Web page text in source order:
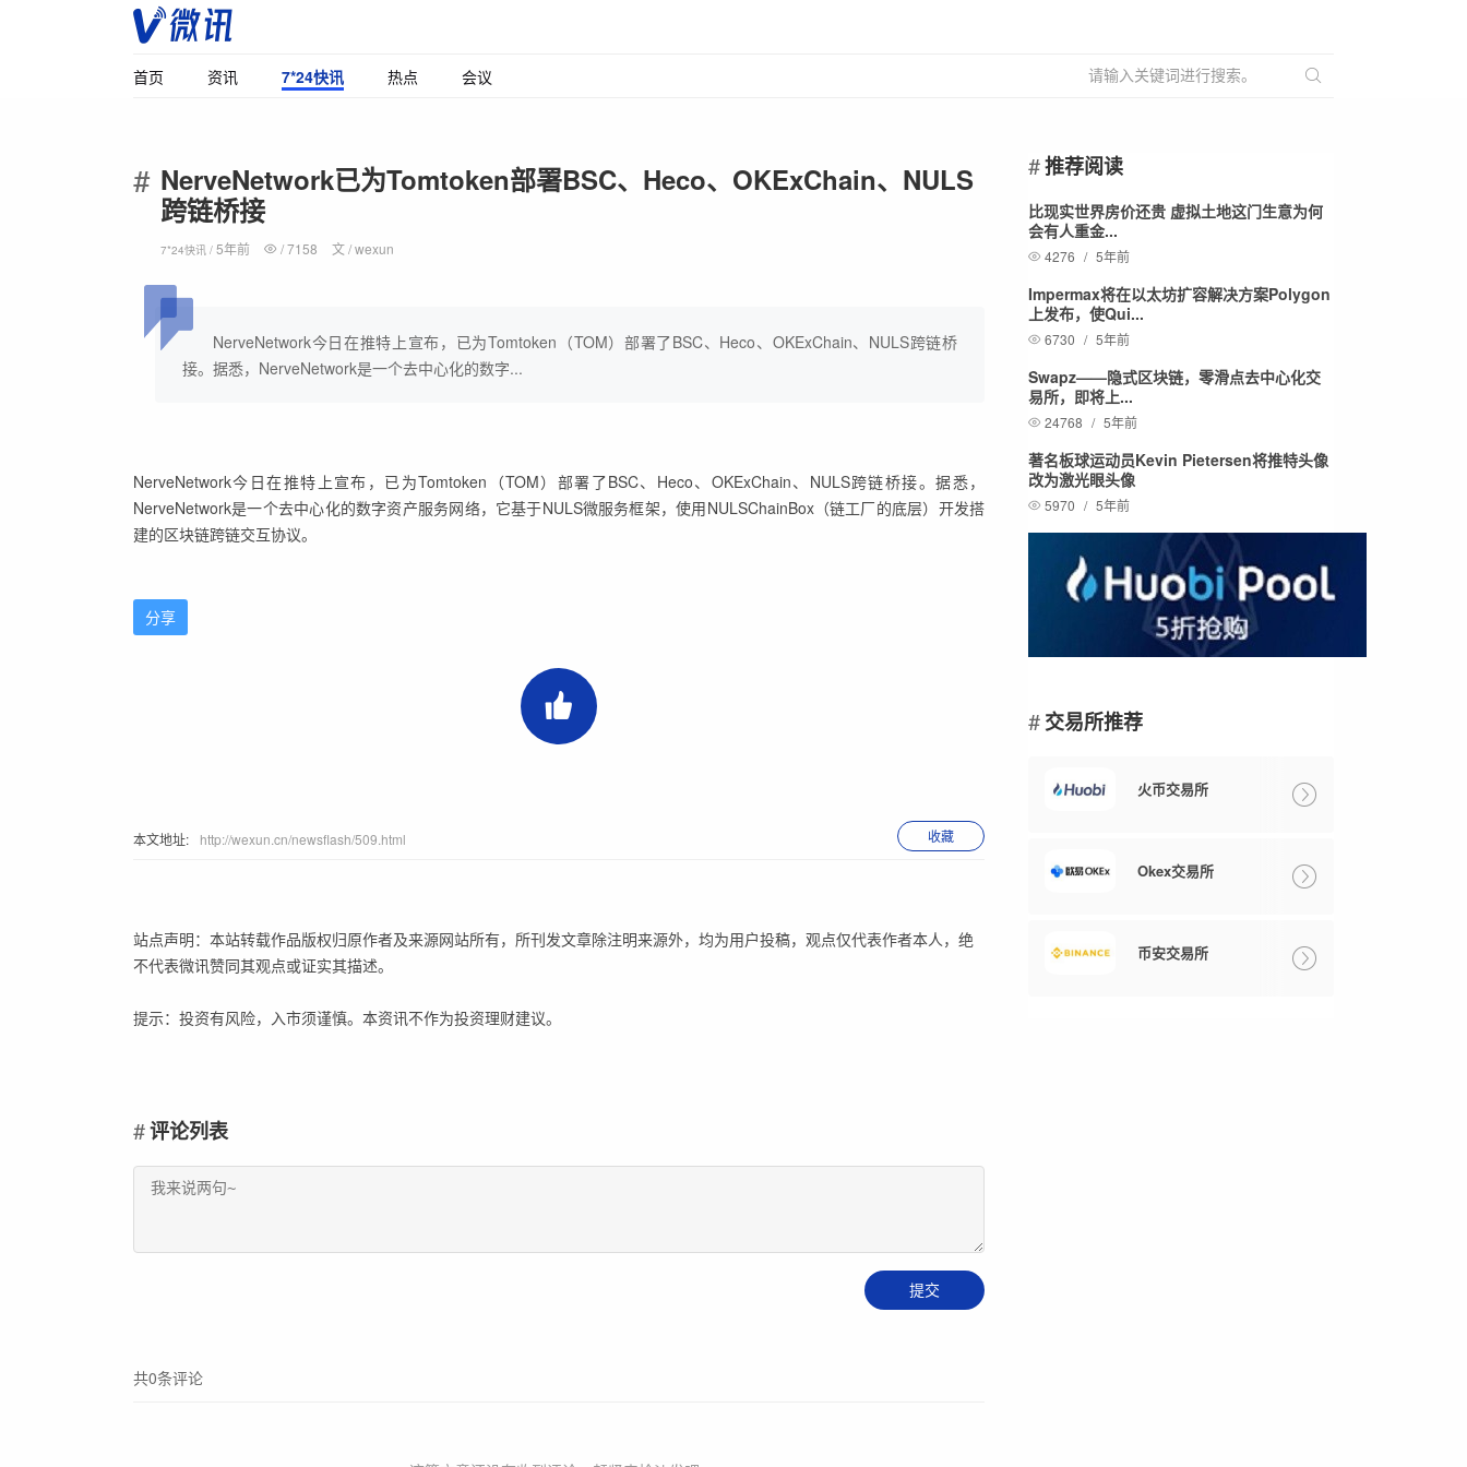
首页 资讯 7*24快讯 热点 会议
NerveNetwork已为Tomtoken部署BSC、Heco、OKExChain、NULS
跨链桥接
7*24快讯 / 5年前 /7158 文 /wexun
NerveNetwork今日在推特上宣布，已为Tomtoken（TOM）部署了BSC、Heco、OKExChain、NULS跨链桥
接。据悉，NerveNetwork是一个去中心化的数字...
NerveNetwork今日在推特上宣布，已为Tomtoken（TOM）部署了BSC、Heco、OKExChain、NULS跨链桥接。据悉，
NerveNetwork是一个去中心化的数字资产服务网络，它基于NULS微服务框架，使用NULSChainBox（链工厂的底层）开发搭
建的区块链跨链交互协议。
分享
本文地址: http://wexun.cn/newsflash/509.html 收藏
站点声明：本站转载作品版权归原作者及来源网站所有，所刊发文章除注明来源外，均为用户投稿，观点仅代表作者本人，绝
不代表微讯赞同其观点或证实其描述。
提示：投资有风险，入市须谨慎。本资讯不作为投资理财建议。
推荐阅读
比现实世界房价还贵 虚拟土地这门生意为何
会有人重金...
4276 / 5年前
Impermax将在以太坊扩容解决方案Polygon
上发布，使Qui...
6730 / 5年前
Swapz——隐式区块链，零滑点去中心化交
易所，即将上...
24768 / 5年前
著名板球运动员Kevin Pietersen将推特头像
改为激光眼头像
5970 / 5年前
交易所推荐
火币交易所
Okex交易所
币安交易所
评论列表
共0条评论